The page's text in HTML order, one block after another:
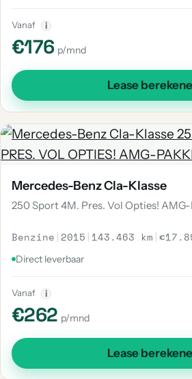
Vanaf i
€176 p/mnd
Lease
Mercedes-Benz Cla-Klasse
250 Sport 4M. Pres. Vol Opties!
Benzine | 2015 | 143.463 km |
Direct leverbaar
Vanaf i
€262 p/mnd
Lease